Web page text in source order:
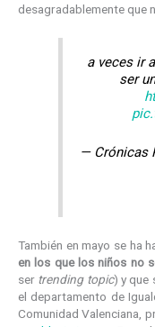
desagradablemente que
a veces ir
ser
— Crónicas
También en mayo se ha
en los que los niños no
ser trending topic) y que
el departamento de
Comunidad Valenciana,